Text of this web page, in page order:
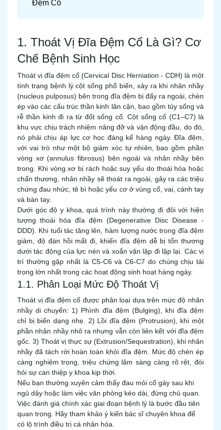
Đệm Cổ
1. Thoát Vị Đĩa Đệm Cổ Là Gì? Cơ
Chế Bệnh Sinh Học
Thoát vị đĩa đệm cổ (Cervical Disc Herniation - CDH) là một
tình trạng bệnh lý cột sống phổ biến, xảy ra khi nhân nhầy
(nucleus pulposus) bên trong đĩa đệm bị đẩy ra ngoài, chèn
ép vào các cấu trúc thần kinh lân cận, bao gồm tủy sống và
rễ thần kinh đi ra từ đốt sống cổ. Cột sống cổ (C1–C7) là
khu vực chịu trách nhiệm nâng đỡ và vận động đầu, do đó,
nó phải chịu áp lực cơ học đáng kể hàng ngày. Đĩa đệm,
với vai trò như một bộ giảm xóc tự nhiên, bao gồm phần
vòng xơ (annulus fibrosus) bên ngoài và nhân nhầy bên
trong. Khi vòng xơ bị rách hoặc suy yếu do thoái hóa hoặc
chấn thương, nhân nhầy sẽ thoát ra ngoài, gây ra các triệu
chứng đau nhức, tê bì hoặc yếu cơ ở vùng cổ, vai, cánh tay
và bàn tay.
Dưới góc độ y khoa, quá trình này thường đi đôi với hiện
tượng thoái hóa đĩa đệm (Degenerative Disc Disease -
DDD). Khi tuổi tác tăng lên, hàm lượng nước trong đĩa đệm
giảm, độ đàn hồi mất đi, khiến đĩa đệm dễ bị tổn thương
dưới tác động của lực nén và xoắn vặn lặp đi lặp lại. Các vị
trí thường gặp nhất là C5-C6 và C6-C7 do chúng chịu tải
trọng lớn nhất trong các hoạt động sinh hoạt hàng ngày.
1.1. Phân Loại Mức Độ Thoát Vị
Thoát vị đĩa đệm cổ được phân loại dựa trên mức độ nhân
nhầy di chuyển: 1) Phình đĩa đệm (Bulging), khi đĩa đệm
chỉ bị biến dạng nhẹ. 2) Lồi đĩa đệm (Protrusion), khi một
phần nhân nhầy nhô ra nhưng vẫn còn liên kết với đĩa đệm
gốc. 3) Thoát vị thực sự (Extrusion/Sequestration), khi nhân
nhầy đã tách rời hoàn toàn khỏi đĩa đệm. Mức độ chèn ép
càng nghiêm trọng, triệu chứng lâm sàng càng rõ rệt, đòi
hỏi sự can thiệp y khoa kịp thời.
Nếu bạn thường xuyên cảm thấy đau mỏi cổ gáy sau khi
ngủ dậy hoặc làm việc văn phòng kéo dài, đừng chủ quan.
Việc đánh giá chính xác giai đoạn bệnh lý là bước đầu tiên
quan trọng. Hãy tham khảo ý kiến bác sĩ chuyên khoa để
có lộ trình điều trị cá nhân hóa.